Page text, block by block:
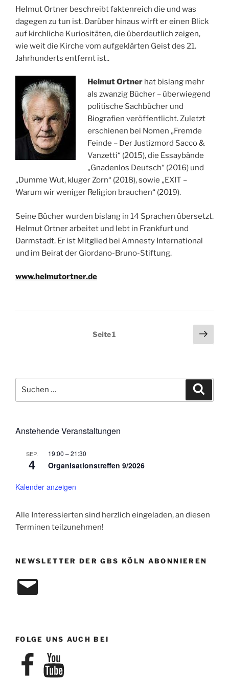
Helmut Ortner beschreibt faktenreich die und was
dagegen zu tun ist. Darüber hinaus wirft er einen Blick
auf kirchliche Kuriositäten, die überdeutlich zeigen,
wie weit die Kirche vom aufgeklärten Geist des 21.
Jahrhunderts entfernt ist..
Helmut Ortner hat bislang mehr
als zwanzig Bücher – überwiegend
politische Sachbücher und
Biografien veröffentlicht. Zuletzt
erschienen bei Nomen „Fremde
Feinde – Der Justizmord Sacco &
Vanzetti“ (2015), die Essaybände
„Gnadenlos Deutsch“ (2016) und
„Dumme Wut, kluger Zorn“ (2018), sowie „EXIT –
Warum wir weniger Religion brauchen“ (2019).
Seine Bücher wurden bislang in 14 Sprachen übersetzt.
Helmut Ortner arbeitet und lebt in Frankfurt und
Darmstadt. Er ist Mitglied bei Amnesty International
und im Beirat der Giordano-Bruno-Stiftung.
www.helmutortner.de
Seitennummerierung
Seite1
nach:
Anstehende Veranstaltungen
SEP.
4
19:00 –21:30
Organisationstreffen 9/2026
Kalender anzeigen
Alle Interessierten sind herzlich eingeladen, an diesen
Terminen teilzunehmen!
NEWSLETTER DER GBS KÖLN ABONNIEREN
E-
Mail
FOLGE UNS AUCH BEI
FacebookYouTube